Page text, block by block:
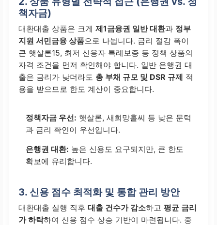
책자금)
대환대출 상품은 크게제1금융권 일반 대환과 정부
지원 서민금융 상품으로 나뉩니다. 금리 절감 폭이
큰 햇살론15, 최저 신용자 특례보증 등 정책 상품의
자격 조건을 먼저 확인해야 합니다. 일반 은행권 대
출은 금리가 낮더라도 총 부채 규모 및 DSR 규제 적
용을 받으므로 한도 계산이 중요합니다.
정책자금 우선: 햇살론, 새희망홀씨 등 낮은 문턱
과 금리 확인이 우선입니다.
은행권 대환: 높은 신용도 요구되지만, 큰 한도
확보에 유리합니다.
3. 신용 점수 최적화 및 통합 관리 방안
대환대출 실행 직후대출 건수가 감소하고평균 금리
가 하락하여 신용 점수 상승 기반이 마련됩니다. 중